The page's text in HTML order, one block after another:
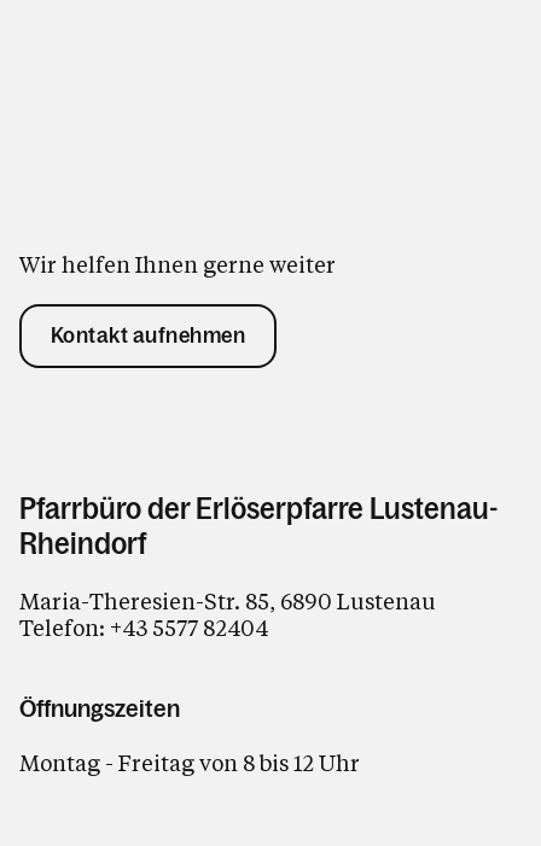
Wir helfen Ihnen gerne weiter
Kontakt aufnehmen
Pfarrbüro der Erlöserpfarre Lustenau-
Rheindorf
Maria-Theresien-Str. 85, 6890 Lustenau
Telefon: +43 5577 82404
Öffnungszeiten
Montag - Freitag von 8 bis 12 Uhr